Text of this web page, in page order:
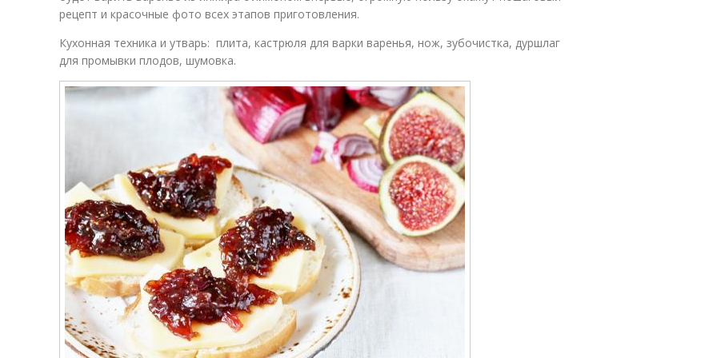
рецепт и красочные фото всех этапов приготовления.
Кухонная техника и утварь: плита, кастрюля для варки варенья, нож, зубочистка, дуршлаг
для промывки плодов, шумовка.